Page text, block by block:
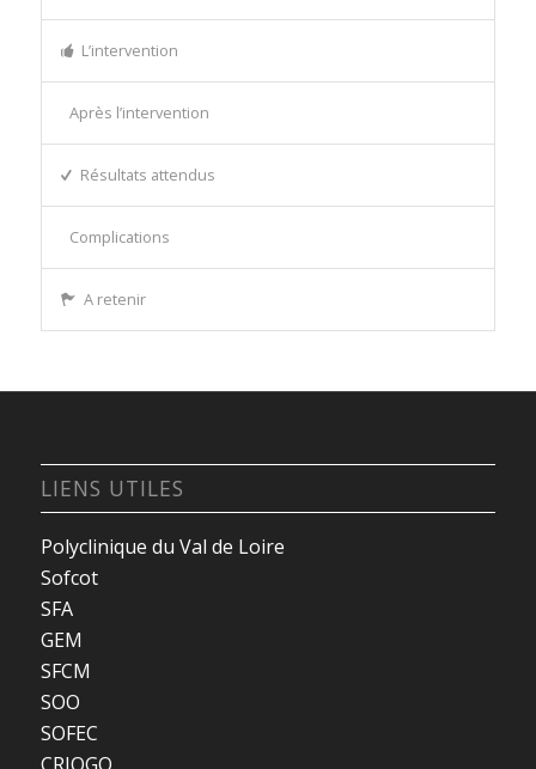
L’intervention
Après l’intervention
Résultats attendus
Complications
A retenir
LIENS UTILES
Polyclinique du Val de Loire
Sofcot
SFA
GEM
SFCM
SOO
SOFEC
CRIOGO